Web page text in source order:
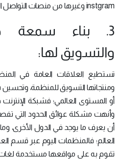
instgram وغيرها من منصات التواصل الاجتماعي
3. بناء سمعة
والتسويق لها:
تستطيع العلاقات العامة في
ومنتجاتها التسويق للمنظمة،
أو المستوى العالمي؛ فشبكة
وأنهت مشكلة عوائق الحدود التي
أن يعرف ما يوجد في الدول الأخرى،
العالم؛ فالمنظمات اليوم عبر قسم
تقوم به على مواقعها مستخدمة لغات